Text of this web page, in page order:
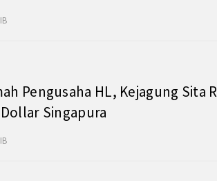
Pengusaha HL, Kejagung Sita
Singapura